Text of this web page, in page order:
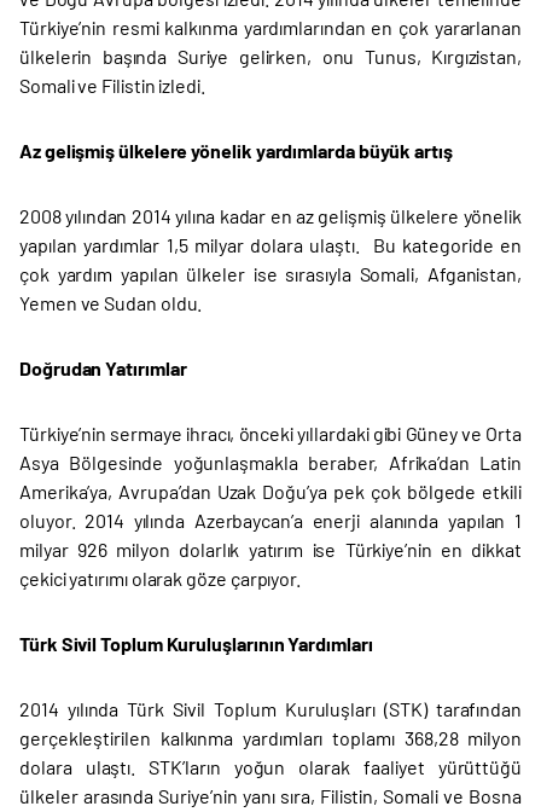
Türkiye’nin resmi kalkınma yardımlarından en çok yararlanan
ülkelerin başında Suriye gelirken, onu Tunus, Kırgızistan,
Somali ve Filistin izledi.
Az gelişmiş ülkelere yönelik yardımlarda büyük artış
2008 yılından 2014 yılına kadar en az gelişmiş ülkelere yönelik
yapılan yardımlar 1,5 milyar dolara ulaştı. Bu kategoride en
çok yardım yapılan ülkeler ise sırasıyla Somali, Afganistan,
Yemen ve Sudan oldu.
Doğrudan Yatırımlar
Türkiye’nin sermaye ihracı, önceki yıllardaki gibi Güney ve Orta
Asya Bölgesinde yoğunlaşmakla beraber, Afrika’dan Latin
Amerika’ya, Avrupa’dan Uzak Doğu’ya pek çok bölgede etkili
oluyor. 2014 yılında Azerbaycan’a enerji alanında yapılan 1
milyar 926 milyon dolarlık yatırım ise Türkiye’nin en dikkat
çekici yatırımı olarak göze çarpıyor.
Türk Sivil Toplum Kuruluşlarının Yardımları
2014 yılında Türk Sivil Toplum Kuruluşları (STK) tarafından
gerçekleştirilen kalkınma yardımları toplamı 368,28 milyon
dolara ulaştı. STK’ların yoğun olarak faaliyet yürüttüğü
ülkeler arasında Suriye’nin yanı sıra, Filistin, Somali ve Bosna